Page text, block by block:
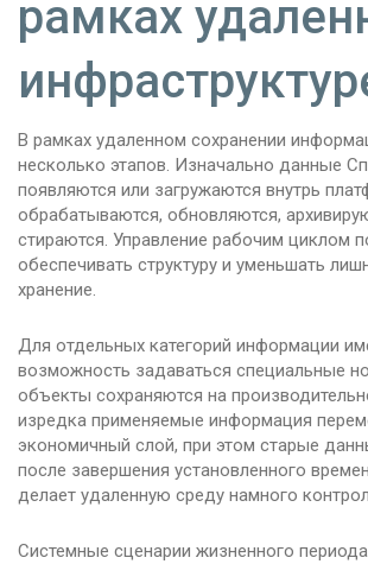
рамках
В рамках удаленном сохранении
несколько этапов. Изначально данные
появляются или загружаются внутрь
обрабатываются, обновляются,
стираются. Управление рабочим циклом
обеспечивать структуру и уменьшать
хранение.
Для отдельных категорий информации
возможность задаваться специальные
объекты сохраняются на
изредка применяемые информация
экономичный слой, при этом старые
после завершения установленного
делает удаленную среду намного
Системные сценарии жизненного